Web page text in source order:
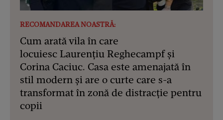
RECOMANDAREA NOASTRĂ:
Cum arată vila în care
locuiesc Laurențiu Reghecampf și
Corina Caciuc. Casa este amenajată în
stil modern și are o curte care s-a
transformat în zonă de distracție pentru
copii